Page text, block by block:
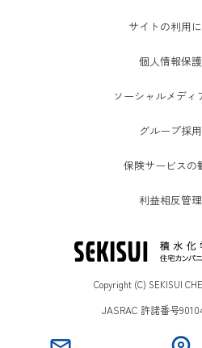
サイトの利用
個人情報保
ソーシャルメディ
グループ採
保険サービスの
利益相反管
Copyright (C) SEKISUI
JASRAC 許諾番号